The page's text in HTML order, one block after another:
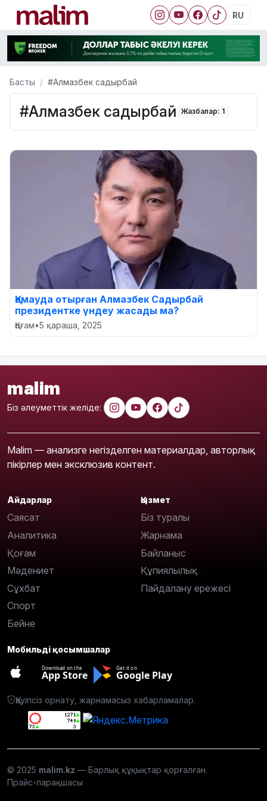
RU
Басты #Алмазбек садырбай
#Алмазбек садырбай Жазбалар: 1
Қамауда отырған Алмазбек Садырбай
президентке үндеу жасады ма?
Қоғам•5 қараша, 2025
malim
Біз әлеуметтік желіде:
Malim — анализге негізделген материалдар, авторлық
пікірлер мен эксклюзив контент.
Айдарлар
Саясат
Аналитика
Қоғам
Мәдениет
Сұхбат
Спорт
Бейне
Қызмет
Біз туралы
Жарнама
Байланыс
Құпиялылық
Пайдалану ережесі
Мобильді қосымшалар
Download on the
App Store
Get it on
Google Play
Қауіпсіз орнату, жарнамасыз хабарламалар.
© 2025 malim.kz — Барлық құқықтар қорғалған.
Прайс-парақшасы